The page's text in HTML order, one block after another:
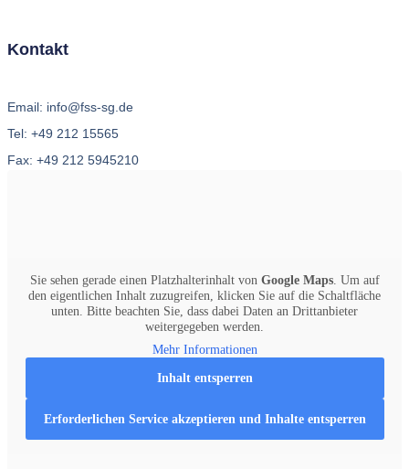
Kontakt
Email: info@fss-sg.de
Tel: +49 212 15565
Fax: +49 212 5945210
Sie sehen gerade einen Platzhalterinhalt von Google Maps. Um auf
den eigentlichen Inhalt zuzugreifen, klicken Sie auf die Schaltfläche
unten. Bitte beachten Sie, dass dabei Daten an Drittanbieter
weitergegeben werden.
Mehr Informationen
Inhalt entsperren
Erforderlichen Service akzeptieren und Inhalte entsperren